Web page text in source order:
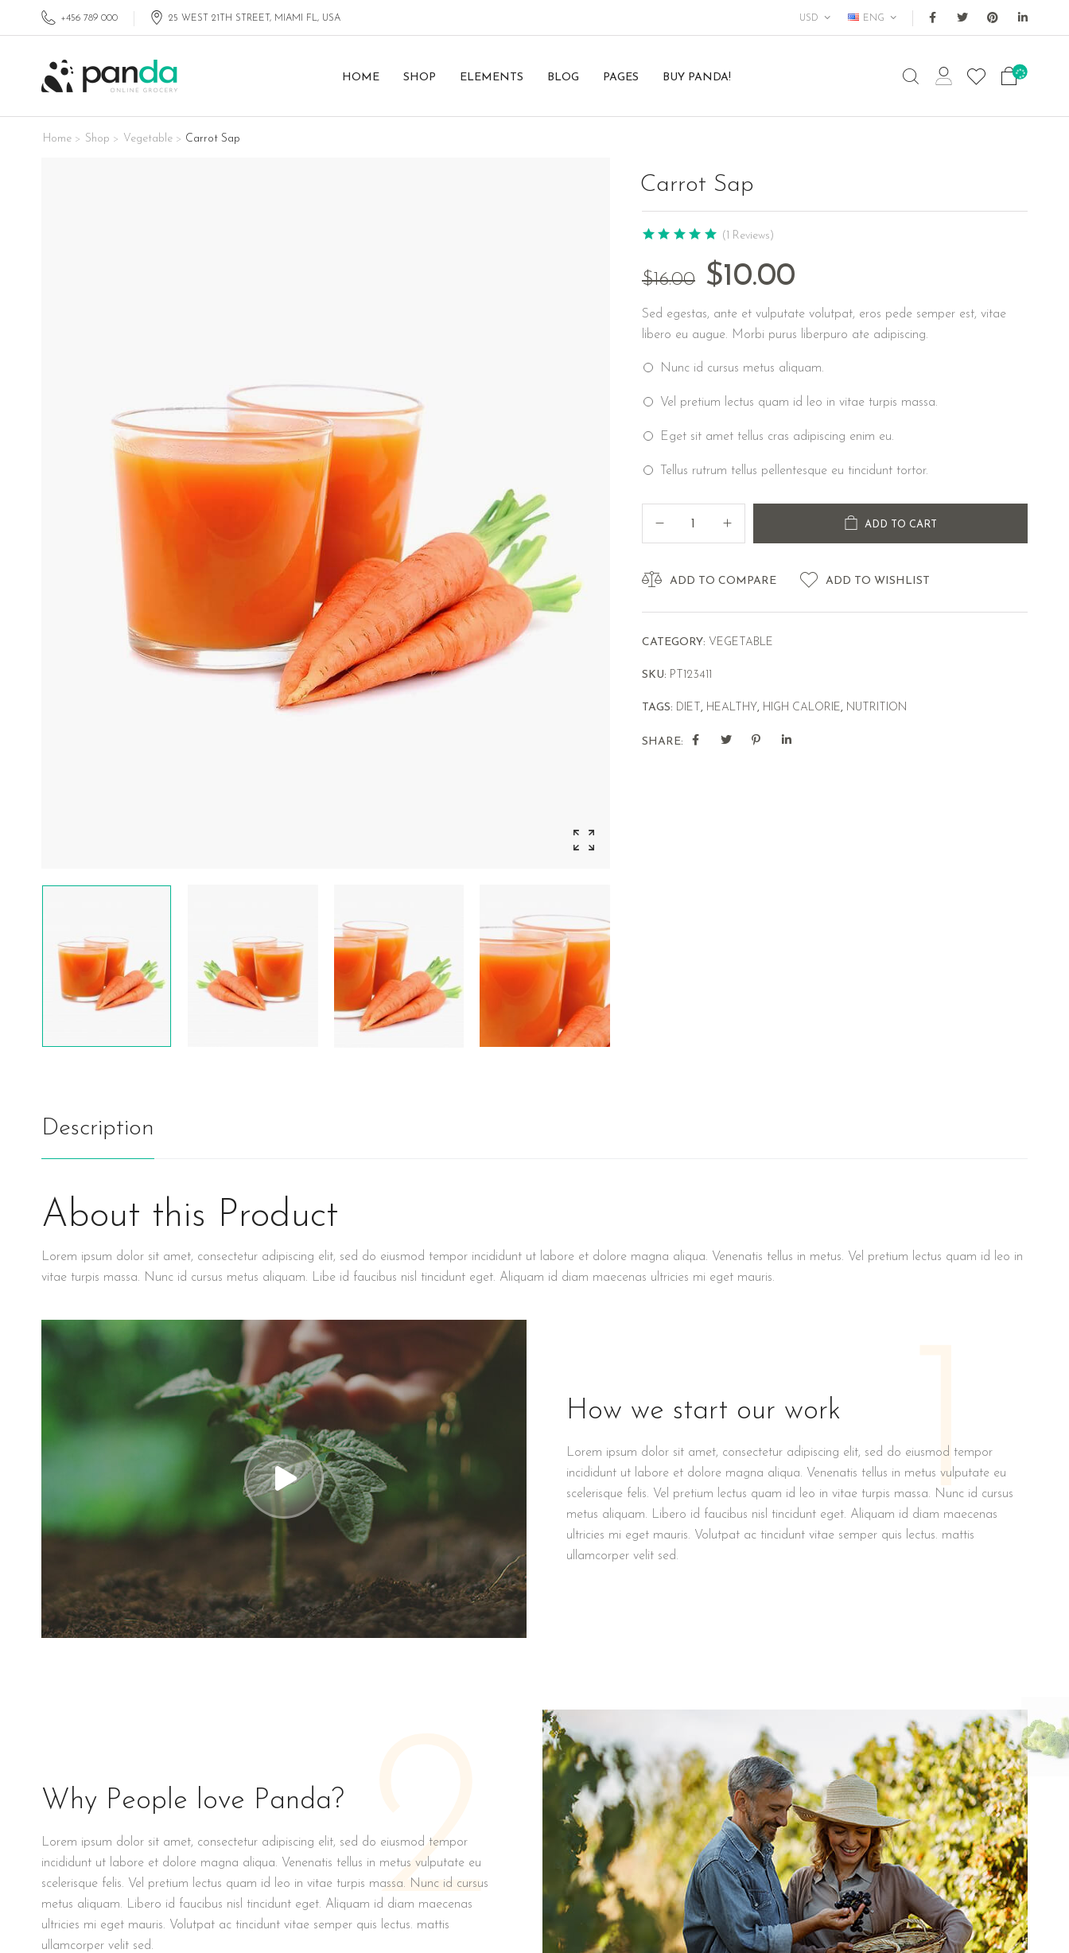
+456 789 000 25 WEST 21TH STREET, MIAMI FL, USA USD ENG
HOME SHOP ELEMENTS BLOG PAGES BUY PANDA!
Home > Shop > Vegetable > Carrot Sap
Carrot Sap
(1 Reviews)
$16.00 $10.00
Sed egestas, ante et vulputate volutpat, eros pede semper est, vitae
libero eu augue. Morbi purus liberpuro ate adipiscing.
Nunc id cursus metus aliquam.
Vel pretium lectus quam id leo in vitae turpis massa.
Eget sit amet tellus cras adipiscing enim eu.
Tellus rutrum tellus pellentesque eu tincidunt tortor.
ADD TO CART
ADD TO COMPARE ADD TO WISHLIST
CATEGORY: VEGETABLE
SKU: PT123411
TAGS: DIET , HEALTHY, HIGH CALORIE, NUTRITION
SHARE:
Description
About this Product
Lorem ipsum dolor sit amet, consectetur adipiscing elit, sed do eiusmod tempor incididunt ut labore et dolore magna aliqua. Venenatis tellus in metus. Vel pretium lectus quam id leo in
vitae turpis massa. Nunc id cursus metus aliquam. Libe id faucibus nisl tincidunt eget. Aliquam id diam maecenas ultricies mi eget mauris.
1
How we start our work
Lorem ipsum dolor sit amet, consectetur adipiscing elit, sed do eiusmod tempor
incididunt ut labore et dolore magna aliqua. Venenatis tellus in metus vulputate eu
scelerisque felis. Vel pretium lectus quam id leo in vitae turpis massa. Nunc id cursus
metus aliquam. Libero id faucibus nisl tincidunt eget. Aliquam id diam maecenas
ultricies mi eget mauris. Volutpat ac tincidunt vitae semper quis lectus. mattis
ullamcorper velit sed.
2
Why People love Panda?
Lorem ipsum dolor sit amet, consectetur adipiscing elit, sed do eiusmod tempor
incididunt ut labore et dolore magna aliqua. Venenatis tellus in metus vulputate eu
scelerisque felis. Vel pretium lectus quam id leo in vitae turpis massa. Nunc id cursus
metus aliquam. Libero id faucibus nisl tincidunt eget. Aliquam id diam maecenas
ultricies mi eget mauris. Volutpat ac tincidunt vitae semper quis lectus. mattis
ullamcorper velit sed.